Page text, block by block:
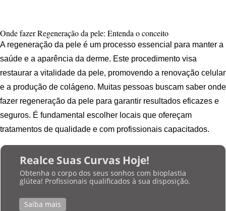
Onde fazer Regeneração da pele: Entenda o conceito
A regeneração da pele é um processo essencial para manter a
saúde e a aparência da derme. Este procedimento visa
restaurar a vitalidade da pele, promovendo a renovação celular
e a produção de colágeno. Muitas pessoas buscam saber onde
fazer regeneração da pele para garantir resultados eficazes e
seguros. É fundamental escolher locais que ofereçam
tratamentos de qualidade e com profissionais capacitados.
Realce Suas Curvas Hoje!
Obtenha o corpo dos seus sonhos com bioplastia
glútea! Profissionais qualificados à sua disposição.
Saiba mais